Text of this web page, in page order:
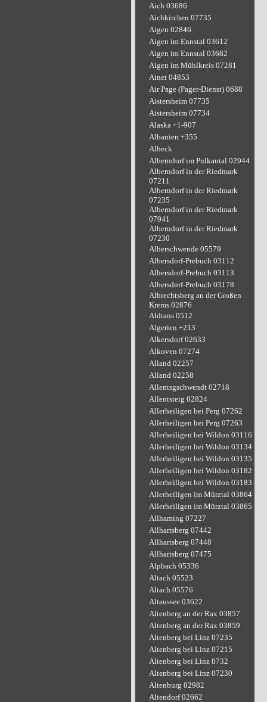
Aich 03686
Aichkirchen 07735
Aigen 02846
Aigen im Ennstal 03612
Aigen im Ennstal 03682
Aigen im Mühlkreis 07281
Ainet 04853
Air Page (Pager-Dienst) 0688
Aistersheim 07735
Aistersheim 07734
Alaska +1-907
Albanien +355
Albeck
Alberndorf im Pulkautal 02944
Alberndorf in der Riedmark
07211
Alberndorf in der Riedmark
07235
Alberndorf in der Riedmark
07941
Alberndorf in der Riedmark
07230
Alberschwende 05579
Albersdorf-Prebuch 03112
Albersdorf-Prebuch 03113
Albersdorf-Prebuch 03178
Albrechtsberg an der Großen
Krems 02876
Aldrans 0512
Algerien +213
Alkersdorf 02633
Alkoven 07274
Alland 02257
Alland 02258
Allentsgschwendt 02718
Allentsteig 02824
Allerheiligen bei Perg 07262
Allerheiligen bei Perg 07263
Allerheiligen bei Wildon 03116
Allerheiligen bei Wildon 03134
Allerheiligen bei Wildon 03135
Allerheiligen bei Wildon 03182
Allerheiligen bei Wildon 03183
Allerheiligen im Mürztal 03864
Allerheiligen im Mürztal 03865
Allhaming 07227
Allhartsberg 07442
Allhartsberg 07448
Allhartsberg 07475
Alpbach 05336
Altach 05523
Altach 05576
Altaussee 03622
Altenberg an der Rax 03857
Altenberg an der Rax 03859
Altenberg bei Linz 07235
Altenberg bei Linz 07215
Altenberg bei Linz 0732
Altenberg bei Linz 07230
Altenburg 02982
Altendorf 02662